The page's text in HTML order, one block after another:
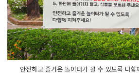
안전하고 즐거운 놀이터가 될 수 있도록 다